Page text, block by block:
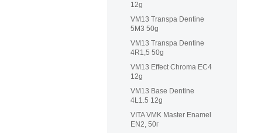
12g
VM13 Transpa Dentine
5M3 50g
VM13 Transpa Dentine
4R1,5 50g
VM13 Effect Chroma EC4
12g
VM13 Base Dentine
4L1.5 12g
VITA VMK Master Enamel
EN2, 50г